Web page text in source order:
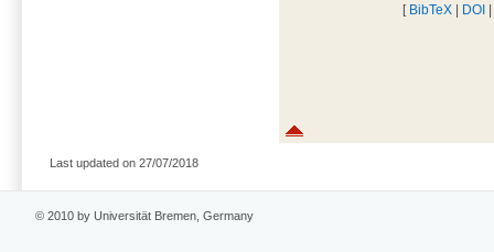
[ BibTeX | DOI
Last updated on 27/07/2018
© 2010 by Universität Bremen, Germany